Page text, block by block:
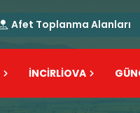
Afet Toplanma Alanları
İNCİRLİOVA